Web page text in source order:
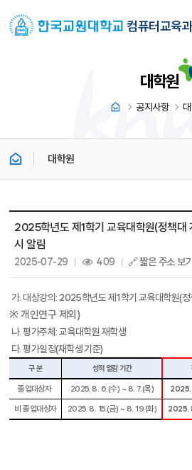
컴퓨터교육
대학원
공지사항
대학원
2025학년도 제1학기 교육대학원(정책대
시 알림
2025-07-29 409 🔗 짧은 주소 보
가. 대상강의: 2025학년도 제 1학기 교육대학원(정
※ 개인연구 제외 )
나.평가주체:교육대학원 재학생
다.평가일정(재학생 기준)
구 분 성적 열람 기간
졸업대상자 2025. 8. 6.(수) ~ 8. 7.(목) 2025.
비 졸업대상자 2025. 8. 15.(금) ~ 8. 19.(화) 2025.